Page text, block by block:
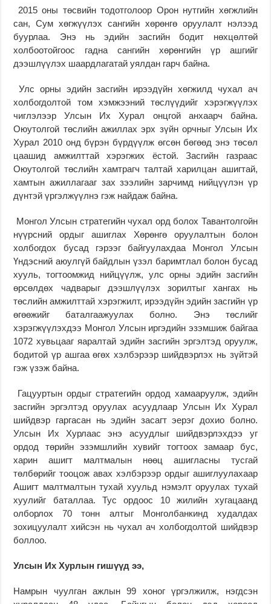
2015 оны төсвийн тодотголоор Орон нутгийн хөгжлийн
сан, Сум хөгжүүлэх сангийн хөрөнгө оруулалт нэлээд
буурлаа. Энэ нь эдийн засгийн бодит нөхцөлтөй
холбоотойгоос гадна сангийн хөрөнгийн үр ашгийг
дээшлүүлэх шаардлагатай уялдан гарч байна.
Улс орны эдийн засгийн ирээдүйн хөгжилд чухал ач
холбогдолтой том хэмжээний төслүүдийг хэрэгжүүлэх
чиглэлээр Улсын Их Хурал онцгой анхаарч байна.
Оюутолгой төслийн ажиллах эрх зүйн орчныг Улсын Их
Хурал 2010 онд бүрэн бүрдүүлж өгсөн бөгөөд энэ төсөл
цаашид амжилттай хэрэгжих ёстой. Засгийн газраас
Оюутолгой төслийн хамтрагч талтай харилцан ашигтай,
хамтын ажиллагааг зах зээлийн зарчимд нийцүүлэн үр
дүнтэй үргэлжүүлнэ гэж найдаж байна.
Монгол Улсын стратегийн чухал орд болох Тавантолгойн
нүүрсний ордыг ашиглах Хөрөнгө оруулалтын болон
холбогдох бусад гэрээг байгуулахдаа Монгол Улсын
Үндэсний аюулгүй байдлын үзэл баримтлал болон бусад
хууль, тогтоомжид нийцүүлж, улс орны эдийн засгийн
өрсөлдөх чадварыг дээшлүүлэх зорилтыг хангах нь
төслийн амжилттай хэрэгжилт, ирээдүйн эдийн засгийн үр
өгөөжийг баталгаажуулах болно. Энэ төслийг
хэрэгжүүлэхдээ Монгол Улсын иргэдийн эзэмшиж байгаа
1072 хувьцааг яаралтай эдийн засгийн эргэлтэд оруулж,
бодитой үр ашгаа өгөх хэлбэрээр шийдвэрлэх нь зүйтэй
гэж үзэж байна.
Гацууртын ордыг стратегийн ордод хамааруулж, эдийн
засгийн эргэлтэд оруулах асуудлаар Улсын Их Хурал
шийдвэр гаргасан нь эдийн засагт эерэг дохио болно.
Улсын Их Хурлаас энэ асуудлыг шийдвэрлэхдээ уг
ордод төрийн эзэмшлийн хувийг тогтоох замаар бус,
харин ашигт малтмалын нөөц ашигласны тусгай
төлбөрийг тооцож авах хэлбэрээр ордыг ашиглуулахаар
Ашигт малтмалтын тухай хуульд нэмэлт оруулах тухай
хуулийг баталлаа. Тус ордоос 10 жилийн хугацаанд
олборлох 70 тонн алтыг Монголбанкинд худалдах
зохицуулалт хийсэн нь чухал ач холбогдолтой шийдвэр
боллоо.
Улсын Их Хурлын гишүүд ээ,
Намрын чуулган ажлын 99 хоног үргэлжилж, нэгдсэн